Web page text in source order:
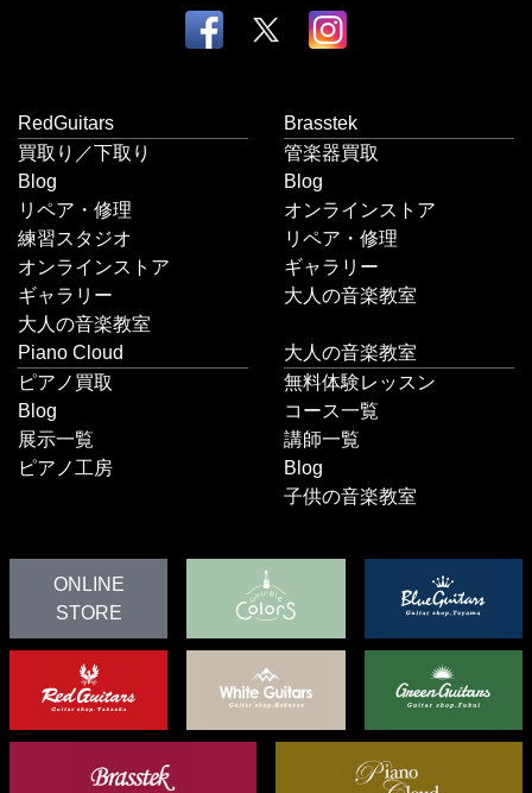
RedGuitars
買取り／下取り
Blog
リペア・修理
練習スタジオ
オンラインストア
ギャラリー
大人の音楽教室
Brasstek
管楽器買取
Blog
オンラインストア
リペア・修理
ギャラリー
大人の音楽教室
Piano Cloud
ピアノ買取
Blog
展示一覧
ピアノ工房
大人の音楽教室
無料体験レッスン
コース一覧
講師一覧
Blog
子供の音楽教室
ONLINE
STORE